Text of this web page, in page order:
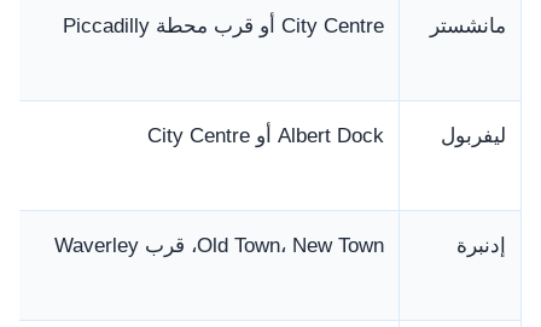
مانشستر City Centre أو قرب محطة Piccadilly
ليفربول Albert Dock أو City Centre
إدنبرة Old Town، New Town، قرب Waverley